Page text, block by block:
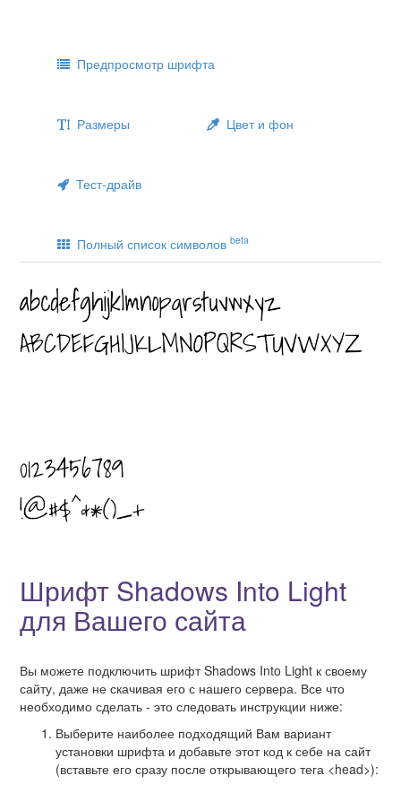
Предпросмотр шрифта
Размеры Цвет и фон
Тест-драйв
Полный список символов beta
Шрифт Shadows Into Light
для Вашего сайта
Вы можете подключить шрифт Shadows Into Light к своему
сайту, даже не скачивая его с нашего сервера. Все что
необходимо сделать - это следовать инструкции ниже:
Выберите наиболее подходящий Вам вариант
установки шрифта и добавьте этот код к себе на сайт
(вставьте его сразу после открывающего тега <head>):